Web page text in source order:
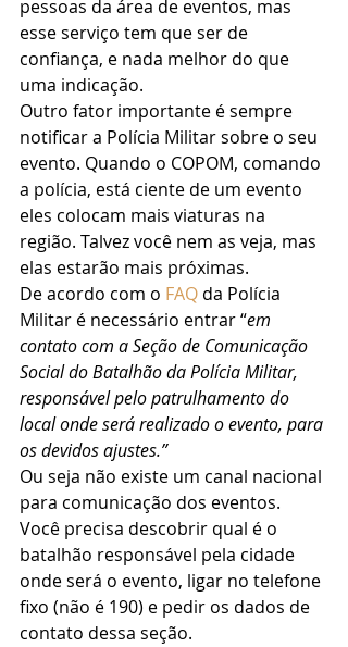
pessoas da área de eventos, mas
esse serviço tem que ser de
confiança, e nada melhor do que
uma indicação.
Outro fator importante é sempre
notificar a Polícia Militar sobre o seu
evento. Quando o COPOM, comando
a polícia, está ciente de um evento
eles colocam mais viaturas na
região. Talvez você nem as veja, mas
elas estarão mais próximas.
De acordo com o FAQ da Polícia
Militar é necessário entrar “em
contato com a Seção de Comunicação
Social do Batalhão da Polícia Militar,
responsável pelo patrulhamento do
local onde será realizado o evento, para
os devidos ajustes.”
Ou seja não existe um canal nacional
para comunicação dos eventos.
Você precisa descobrir qual é o
batalhão responsável pela cidade
onde será o evento, ligar no telefone
fixo (não é 190) e pedir os dados de
contato dessa seção.